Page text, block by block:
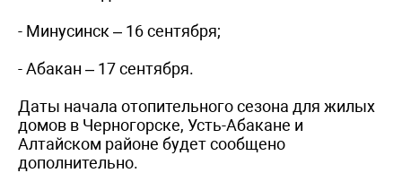
- Минусинск – 16 сентября;
- Абакан – 17 сентября.
Даты начала отопительного сезона для жилых
домов в Черногорске, Усть-Абакане и
Алтайском районе будет сообщено
дополнительно.